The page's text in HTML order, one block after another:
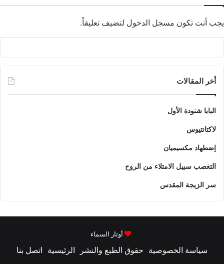
يجب أنت تكون مسجل الدخول لتضيف تعليقاً.
أخر المقالات
البابا شنودة الأول
لاكتانتيوس
إضطهاد مكسيميان
التغصب سبيل الامتلاء من الروح
سر الزيجة المقدس
أوتار السماء
سياسة الخصوصية حقوق الطبع والنشر الرئيسية اتصل بنا